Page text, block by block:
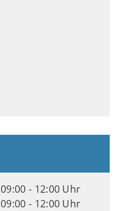
09:00 - 12:00 Uhr
09:00 - 12:00 Uhr